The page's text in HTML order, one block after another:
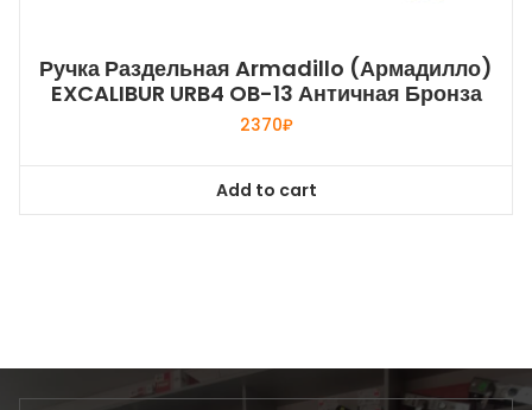
Ручка Раздельная Armadillo (Армадилло)
EXCALIBUR URB4 OB-13 Античная Бронза
2370₽
Add to cart